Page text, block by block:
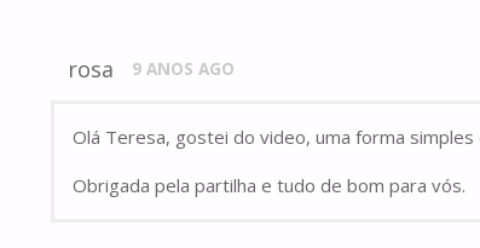
rosa 9 ANOS AGO
Olá Teresa, gostei do video, uma forma
Obrigada pela partilha e tudo de bom para vós.